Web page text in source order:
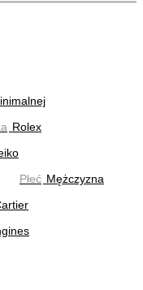
Rolex
Płeć Mężczyzna